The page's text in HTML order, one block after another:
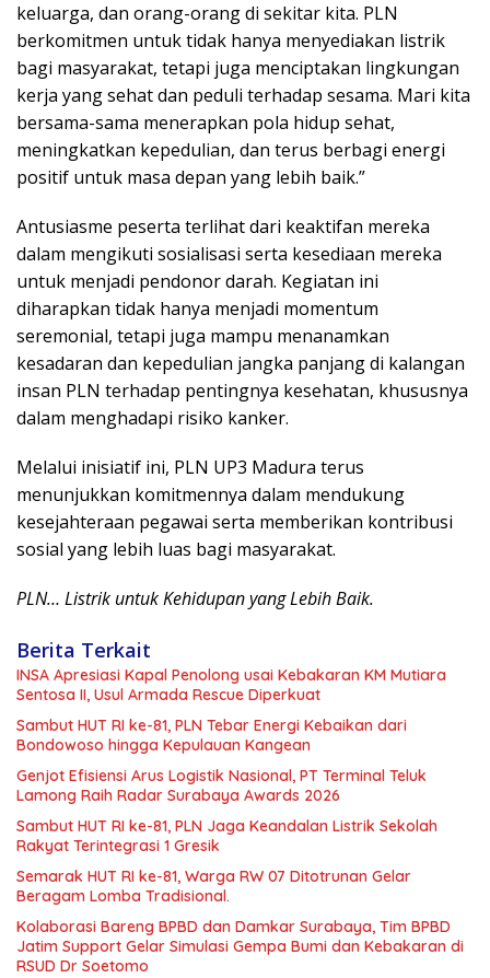
keluarga, dan orang-orang di sekitar kita. PLN
berkomitmen untuk tidak hanya menyediakan listrik
bagi masyarakat, tetapi juga menciptakan lingkungan
kerja yang sehat dan peduli terhadap sesama. Mari kita
bersama-sama menerapkan pola hidup sehat,
meningkatkan kepedulian, dan terus berbagi energi
positif untuk masa depan yang lebih baik.”
Antusiasme peserta terlihat dari keaktifan mereka
dalam mengikuti sosialisasi serta kesediaan mereka
untuk menjadi pendonor darah. Kegiatan ini
diharapkan tidak hanya menjadi momentum
seremonial, tetapi juga mampu menanamkan
kesadaran dan kepedulian jangka panjang di kalangan
insan PLN terhadap pentingnya kesehatan, khususnya
dalam menghadapi risiko kanker.
Melalui inisiatif ini, PLN UP3 Madura terus
menunjukkan komitmennya dalam mendukung
kesejahteraan pegawai serta memberikan kontribusi
sosial yang lebih luas bagi masyarakat.
PLN… Listrik untuk Kehidupan yang Lebih Baik.
Berita Terkait
INSA Apresiasi Kapal Penolong usai Kebakaran KM Mutiara
Sentosa II, Usul Armada Rescue Diperkuat
Sambut HUT RI ke-81, PLN Tebar Energi Kebaikan dari
Bondowoso hingga Kepulauan Kangean
Genjot Efisiensi Arus Logistik Nasional, PT Terminal Teluk
Lamong Raih Radar Surabaya Awards 2026
Sambut HUT RI ke-81, PLN Jaga Keandalan Listrik Sekolah
Rakyat Terintegrasi 1 Gresik
Semarak HUT RI ke-81, Warga RW 07 Ditotrunan Gelar
Beragam Lomba Tradisional.
Kolaborasi Bareng BPBD dan Damkar Surabaya, Tim BPBD
Jatim Support Gelar Simulasi Gempa Bumi dan Kebakaran di
RSUD Dr Soetomo